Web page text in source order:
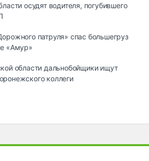
осудят водителя, погубившего
патруля» спас большегруз
«Амур»
области дальнобойщики ищут
коллеги